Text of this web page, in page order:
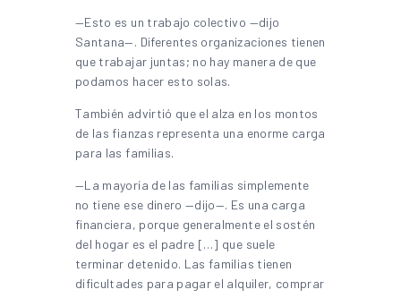
—Esto es un trabajo colectivo —dijo
Santana—. Diferentes organizaciones tienen
que trabajar juntas; no hay manera de que
podamos hacer esto solas.
También advirtió que el alza en los montos
de las fianzas representa una enorme carga
para las familias.
—La mayoría de las familias simplemente
no tiene ese dinero —dijo—. Es una carga
financiera, porque generalmente el sostén
del hogar es el padre […] que suele
terminar detenido. Las familias tienen
dificultades para pagar el alquiler, comprar